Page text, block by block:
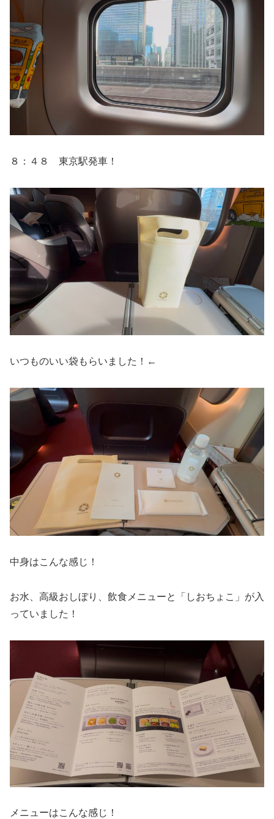
８：４８ 東京駅発車！
いつものいい袋もらいました！←
中身はこんな感じ！
お水、高級おしぼり、飲食メニューと「しおちょこ」が入
っていました！
メニューはこんな感じ！